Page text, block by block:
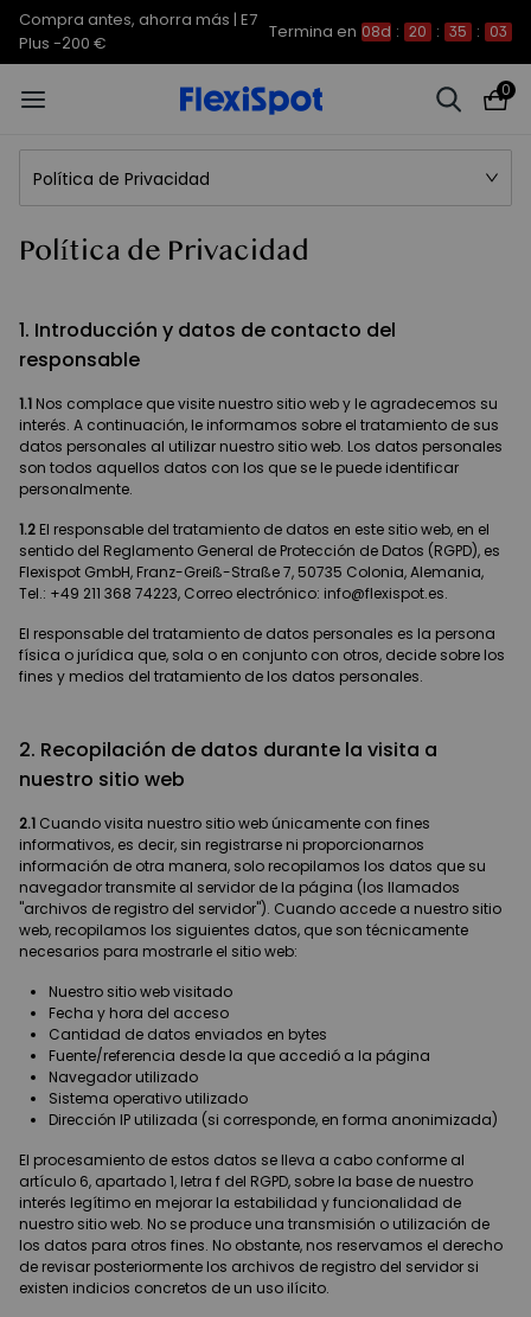
Compra antes, ahorra más | E7
Plus -200 €
Termina en 08d : 20 : 35 : 02
0
Política de Privacidad
Política de Privacidad
1. Introducción y datos de contacto del
responsable
1.1 Nos complace que visite nuestro sitio web y le agradecemos su
interés. A continuación, le informamos sobre el tratamiento de sus
datos personales al utilizar nuestro sitio web. Los datos personales
son todos aquellos datos con los que se le puede identificar
personalmente.
1.2 El responsable del tratamiento de datos en este sitio web, en el
sentido del Reglamento General de Protección de Datos (RGPD), es
Flexispot GmbH, Franz-Greiß-Straße 7, 50735 Colonia, Alemania,
Tel.: +49 211 368 74223, Correo electrónico: info@flexispot.es.
El responsable del tratamiento de datos personales es la persona
física o jurídica que, sola o en conjunto con otros, decide sobre los
fines y medios del tratamiento de los datos personales.
2. Recopilación de datos durante la visita a
nuestro sitio web
2.1 Cuando visita nuestro sitio web únicamente con fines
informativos, es decir, sin registrarse ni proporcionarnos
información de otra manera, solo recopilamos los datos que su
navegador transmite al servidor de la página (los llamados
"archivos de registro del servidor"). Cuando accede a nuestro sitio
web, recopilamos los siguientes datos, que son técnicamente
necesarios para mostrarle el sitio web:
Nuestro sitio web visitado
Fecha y hora del acceso
Cantidad de datos enviados en bytes
Fuente/referencia desde la que accedió a la página
Navegador utilizado
Sistema operativo utilizado
Dirección IP utilizada (si corresponde, en forma anonimizada)
El procesamiento de estos datos se lleva a cabo conforme al
artículo 6, apartado 1, letra f del RGPD, sobre la base de nuestro
interés legítimo en mejorar la estabilidad y funcionalidad de
nuestro sitio web. No se produce una transmisión o utilización de
los datos para otros fines. No obstante, nos reservamos el derecho
de revisar posteriormente los archivos de registro del servidor si
existen indicios concretos de un uso ilícito.